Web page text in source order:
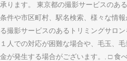
承ります。 東京都の撮影サービスのあ
条件や市区町村、駅名検索、様々な情
る撮影サービスのあるトリミングサロ
１人での対応が困難な場合や、毛玉、
金が発生する場合がございます。, □ 食